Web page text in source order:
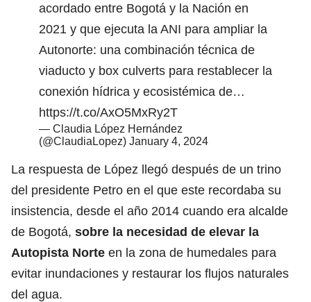
acordado entre Bogotá y la Nación en
2021 y que ejecuta la ANI para ampliar la
Autonorte: una combinación técnica de
viaducto y box culverts para restablecer la
conexión hídrica y ecosistémica de…
https://t.co/AxO5MxRy2T
— Claudia López Hernández
(@ClaudiaLopez) January 4, 2024
La respuesta de López llegó después de un trino
del presidente Petro en el que este recordaba su
insistencia, desde el año 2014 cuando era alcalde
de Bogotá, sobre la necesidad de elevar la
Autopista Norte en la zona de humedales para
evitar inundaciones y restaurar los flujos naturales
del agua.